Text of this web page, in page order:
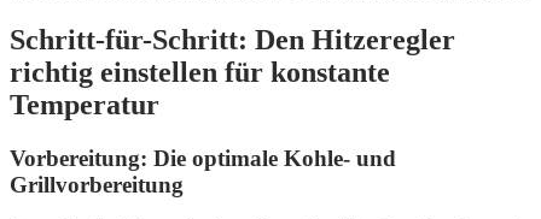
Schritt-für-Schritt: Den Hitzeregler
richtig einstellen für konstante
Temperatur
Vorbereitung: Die optimale Kohle- und
Grillvorbereitung